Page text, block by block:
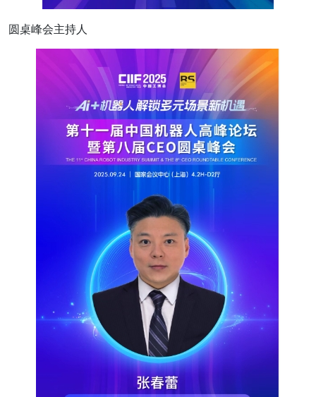
圆桌峰会主持人